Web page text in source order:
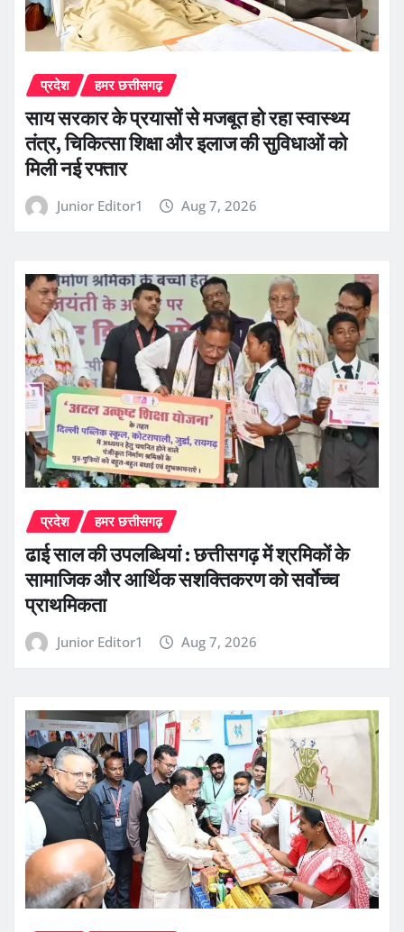
प्रदेश हमर छत्तीसगढ़
साय सरकार के प्रयासों से मजबूत हो रहा स्वास्थ्य
तंत्र, चिकित्सा शिक्षा और इलाज की सुविधाओं को
मिली नई रफ्तार
Junior Editor1 Aug 7, 2026
प्रदेश हमर छत्तीसगढ़
ढाई साल की उपलब्धियां : छत्तीसगढ़ में श्रमिकों के
सामाजिक और आर्थिक सशक्तिकरण को सर्वाेच्च
प्राथमिकता
Junior Editor1 Aug 7, 2026